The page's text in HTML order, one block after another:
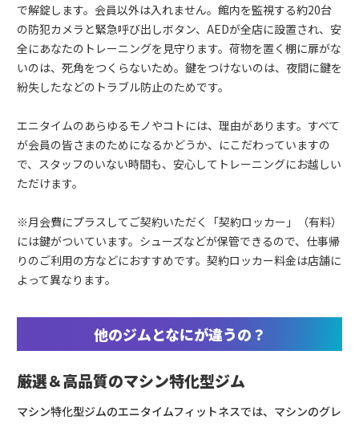
で解錠します。会員以外は入れません。館内を監視する約20台
の防犯カメラと緊急呼び出しボタン、AEDが全店に設置され、安
全にあなたのトレーニングを見守ります。荷物を置く棚に扉がな
いのは、死角をつくらないため。鍵をつけないのは、夜間に鍵を
紛失したなどのトラブル防止のためです。
エニタイムのあらゆるモノやコトには、理由があります。すべて
が会員の皆さまのためになるかどうか、にこだわっていますの
で、スタッフのいない時間も、安心してトレーニングにお越しい
ただけます。
※月会費にプラスしてご契約いただく「契約ロッカー」（有料）
には鍵がついています。シューズなどが保管できるので、仕事帰
りのご利用の方などにおすすめです。契約ロッカー料金は店舗に
よって異なります。
他のジムとなにが違うの？
厳選＆高品質のマシン特化型ジム
マシン特化型ジムのエニタイムフィットネスでは、マシンのグレ